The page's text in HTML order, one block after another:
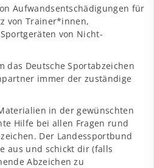
Aufwandsentschädigungen für
von Trainer*innen,
von Nicht-
das Deutsche Sportabzeichen
immer der zuständige
in der gewünschten
Hilfe bei allen Fragen rund
Der Landessportbund
aus und schickt dir (falls
Abzeichen zu